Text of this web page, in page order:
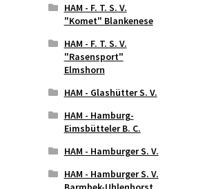
HAM - F. T. S. V.
"Komet" Blankenese
HAM - F. T. S. V.
"Rasensport"
Elmshorn
HAM - Glashütter S. V.
HAM - Hamburg-
Eimsbütteler B. C.
HAM - Hamburger S. V.
HAM - Hamburger S. V.